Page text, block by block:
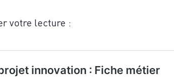
votre lecture :